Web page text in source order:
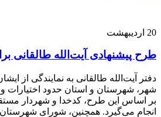
20 اردیبهشت
طرح پیشنهادی آیت‌الله طالقانی
دفتر آیت‌الله طالقانی به نمایندگی
شهر، شهرستان و استان حدود اختیارات
بر اساس این طرح، کدخدا و شهردار
انجام می‌گیرد. همچنین، شورای